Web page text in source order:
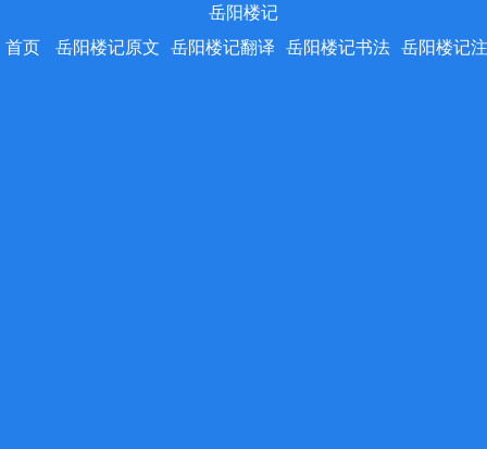
岳阳楼记
首页
岳阳楼记原文 岳阳楼记翻译 岳阳楼记书法 岳阳楼记